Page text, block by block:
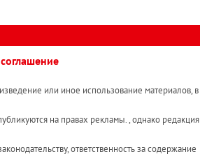
или иное использование материалов, в
на правах рекламы. , однако редакция
ответственность за содержание